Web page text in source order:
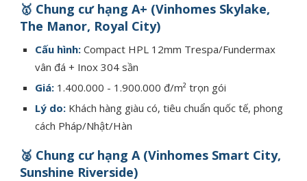
🥇 Chung cư hạng A+ (Vinhomes Skylake,
The Manor, Royal City)
Cấu hình: Compact HPL 12mm Trespa/Fundermax
vân đá + Inox 304 sần
Giá: 1.400.000 - 1.900.000 đ/m² trọn gói
Lý do: Khách hàng giàu có, tiêu chuẩn quốc tế, phong
cách Pháp/Nhật/Hàn
🥈 Chung cư hạng A (Vinhomes Smart City,
Sunshine Riverside)